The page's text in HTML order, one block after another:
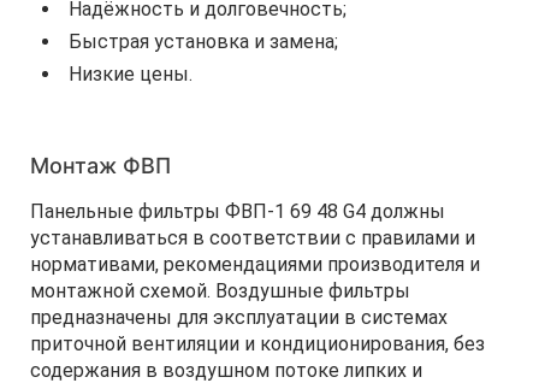
Надёжность и долговечность;
Быстрая установка и замена;
Низкие цены.
Монтаж ФВП
Панельные фильтры ФВП-1 69 48 G4 должны
устанавливаться в соответствии с правилами и
нормативами, рекомендациями производителя и
монтажной схемой. Воздушные фильтры
предназначены для эксплуатации в системах
приточной вентиляции и кондиционирования, без
содержания в воздушном потоке липких и